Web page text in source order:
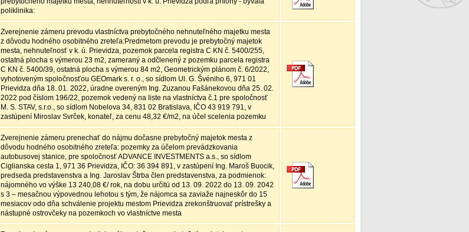
poliklinika:
Zverejnenie zámeru prevodu vlastníctva prebytočného nehnuteľného majetku mesta
z dôvodu hodného osobitného zreteľa:Predmetom prevodu je prebytočný majetok
mesta, nehnuteľnosť v k. ú. Prievidza, pozemok parcela registra C KN č. 5400/255,
ostatná plocha s výmerou 23 m2, zameraný a odčlenený z pozemku parcela registra
C KN č. 5400/39, ostatná plocha s výmerou 84 m2, Geometrickým plánom č. 6/2022,
vyhotoveným spoločnosťou GEOmark s. r. o., so sídlom Ul. G. Švéniho 6, 971 01
Prievidza dňa 18. 01. 2022, úradne overeným Ing. Zuzanou Fašánekovou dňa 25. 02.
2022 pod číslom 196/22, pozemok vedený na liste na vlastníctva č.1 pre spoločnosť
M. S. STAV, s.r.o., so sídlom Nobelova 34, 831 02 Bratislava, IČO 43 919 791, v
zastúpení Miroslav Svrček, konateľ, za cenu 48,32 €/m2, na účel scelenia pozemku
Zverejnenie zámeru prenechať do nájmu dočasne prebytočný majetok mesta z
dôvodu hodného osobitného zreteľa: pozemky za účelom prevádzkovania
autobusovej stanice, pre spoločnosť ADVANCE INVESTMENTS a.s., so sídlom
Ciglianska cesta 1, 971 36 Prievidza, IČO: 36 394 891, v zastúpení Ing. Maroš Buocik,
predseda predstavenstva a Ing. Jaroslav Štrba člen predstavenstva, za podmienok:
nájomného vo výške 13 240,08 €/ rok, na dobu určitú od 13. 09. 2022 do 13. 09. 2042
s 3 – mesačnou výpovednou lehotou s tým, že nájomca sa zaviaže najneskôr do 15
mesiacov odo dňa schválenie projektu mestom Prievidza zrekonštruovať prístrešky a
nástupné ostrovčeky na pozemkoch vo vlastníctve mesta